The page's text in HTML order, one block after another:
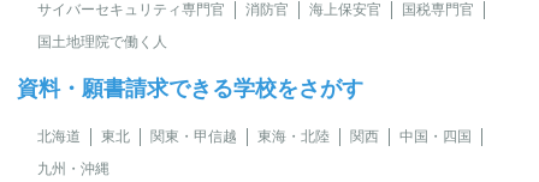
サイバーセキュリティ専門官 消防官 海上保安官
国税専門官
国土地理院で働く人
資料・願書請求できる学校をさがす
北海道 東北 関東・甲信越 東海・北陸 関西
中国・四国
九州・沖縄